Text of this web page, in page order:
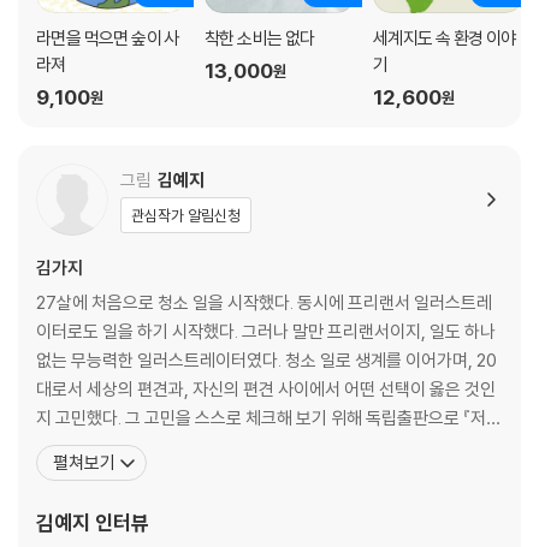
라면을 먹으면 숲이 사
라져
9,100원
착한 소비는 없다
13,000원
세계지도 속 환경 이야
기
12,600원
그림 김예지
관심작가 알림신청
김가지
27살에 처음으로 청소 일을 시작했다. 동시에 프리랜서 일러스트레
이터로도 일을 하기 시작했다. 그러나 말만 프리랜서이지, 일도 하나
없는 무능력한 일러스트레이터였다. 청소 일로 생계를 이어가며, 20
대로서 세상의 편견과, 자신의 편견 사이에서 어떤 선택이 옳은 것인
지 고민했다. 그 고민을 스스로 체크해 보기 위해 독립출판으로 『저
청소일 하는데요?』라는 만화를 출간했다. 이후, 책에 담긴 고민은 비
단 나만의 고민이 아니었다는 사실을 알게 되었다. 흔히 말하는 요즘
고 제 삶이 엄청나게 변하지는 않았고, 지금도
펼쳐보기
김예지 인터뷰